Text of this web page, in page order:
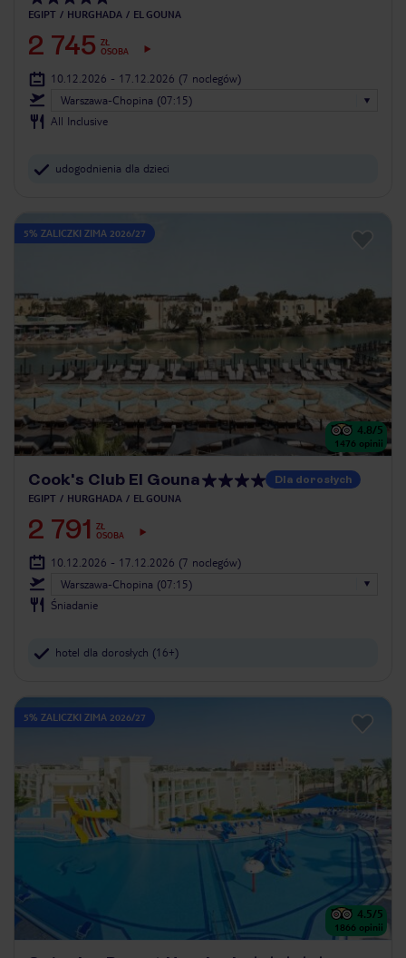
EGIPT HURGHADA EL GOUNA
2 745 ZŁ
OSOBA
10.12.2026 - 17.12.2026 (7 noclegów)
Warszawa-Chopina (07:15)
All Inclusive
udogodnienia dla dzieci
5% ZALICZKI ZIMA 2026/27
4.8/5
1476 opinii
Cook's Club El Gouna Dla dorosłych
EGIPT HURGHADA EL GOUNA
2 791
ZŁ
OSOBA
10.12.2026 - 17.12.2026 (7 noclegów)
Warszawa-Chopina (07:15)
Śniadanie
hotel dla dorosłych (16+)
5% ZALICZKI ZIMA 2026/27
4.5/5
1866 opinii